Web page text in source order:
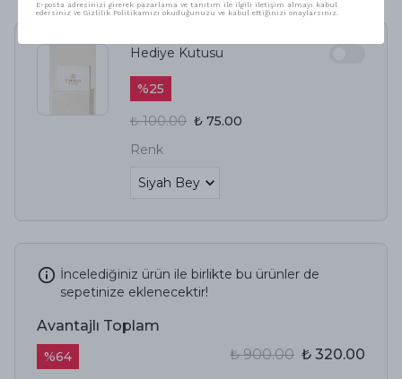
Hediye Kutusu
%25
₺ 100.00 ₺ 75.00
Renk
İncelediğiniz ürün ile birlikte bu ürünler de
sepetinize eklenecektir!
Avantajlı Toplam
%64 ₺ 900.00 ₺ 320.00
E-posta adresinizi girerek pazarlama ve tanıtım ile ilgili iletişim almayı kabul
edersiniz ve Gizlilik Politikamızı okuduğunuzu ve kabul ettiğinizi onaylarsınız.